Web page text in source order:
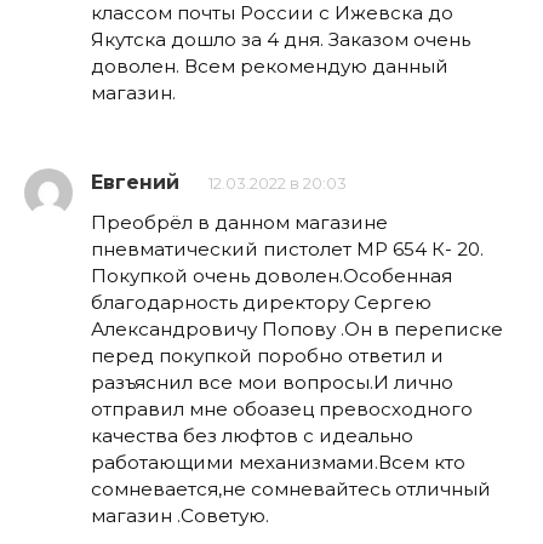
классом почты России с Ижевска до
Якутска дошло за 4 дня. Заказом очень
доволен. Всем рекомендую данный
магазин.
Евгений 12.03.2022 в 20:03
Преобрёл в данном магазине
пневматический пистолет МР 654 К- 20.
Покупкой очень доволен.Особенная
благодарность директору Сергею
Александровичу Попову .Он в переписке
перед покупкой поробно ответил и
разъяснил все мои вопросы.И лично
отправил мне обоазец превосходного
качества без люфтов с идеально
работающими механизмами.Всем кто
сомневается,не сомневайтесь отличный
магазин .Советую.